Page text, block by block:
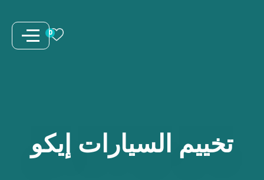
0
تخييم السيارات إيكو